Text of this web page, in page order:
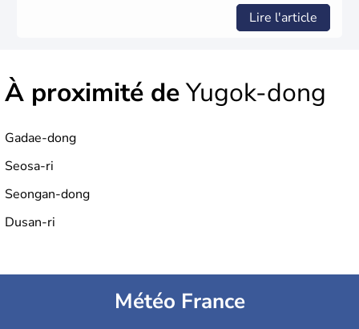
Lire l'article
À proximité deYugok-dong
Gadae-dong
Seosa-ri
Seongan-dong
Dusan-ri
Météo France